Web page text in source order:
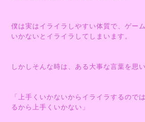
僕は実はイライラしやすい体質で、ゲー
いかないとイライラしてしまいます。
しかしそんな時は、ある大事な言葉を思
「上手くいかないからイライラするの
るから上手くいかない」